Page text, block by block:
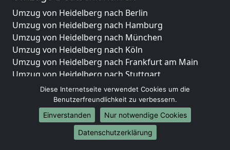
Umzug von Heidelberg nach Berlin
Umzug von Heidelberg nach Hamburg
Umzug von Heidelberg nach München
Umzug von Heidelberg nach Köln
Umzug von Heidelberg nach Frankfurt am Main
Umzug von Heidelberg nach Stuttgart
Umzug von Heidelberg nach Düsseldorf
Umzug von Heidelberg nach Leipzig
Umzug von Heidelberg nach Dortmund
Umzug von Heidelberg nach Essen
Umzug von Heidelberg nach Bremen
Diese Internetseite verwendet Cookies um die
Benutzerfreundlichkeit zu verbessern.
Einverstanden
Nur notwendige Cookies
Datenschutzerklärung